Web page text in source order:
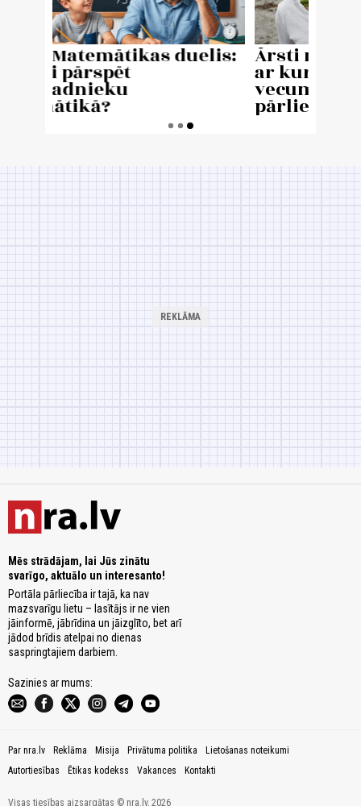
Mēs strādājam, lai Jūs zinātu
svarīgo, aktuālo un interesanto!
Portāla pārliecība ir tajā, ka nav
mazsvarīgu lietu – lasītājs ir ne vien
jāinformē, jābrīdina un jāizglīto, bet arī
jādod brīdis atelpai no dienas
saspringtajiem darbiem.
Sazinies ar mums:
Par nra.lv Reklāma Misija Privātuma politika
Lietošanas noteikumi
Autortiesības
Ētikas kodekss Vakances Kontakti
Visas tiesības aizsargātas © nra.lv, 2026